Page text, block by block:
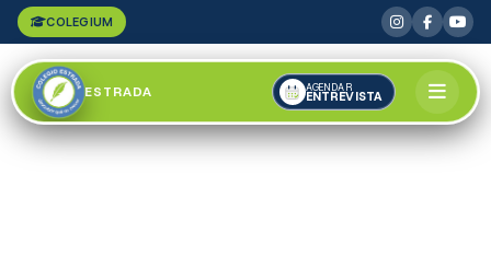
COLEGIUM
ESTRADA AGENDAR
ENTREVISTA